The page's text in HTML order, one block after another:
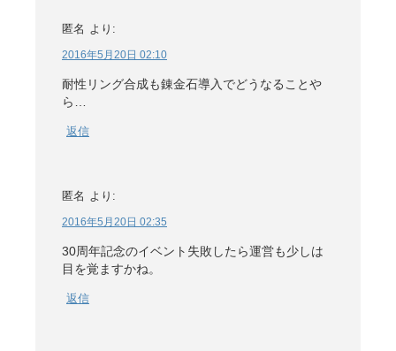
匿名 より:
2016年5月20日 02:10
耐性リング合成も錬金石導入でどうなることや
ら…
返信
匿名 より:
2016年5月20日 02:35
30周年記念のイベント失敗したら運営も少しは
目を覚ますかね。
返信